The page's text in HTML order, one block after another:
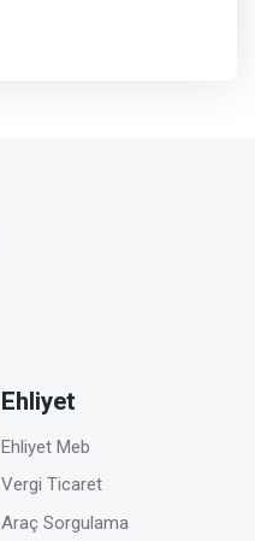
Ehliyet
Ehliyet Meb
Vergi Ticaret
Araç Sorgulama